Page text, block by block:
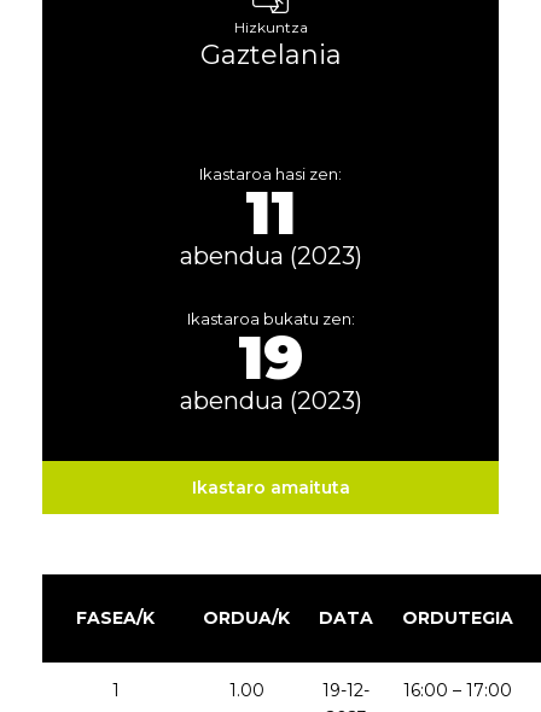
Hizkuntza
Gaztelania
Ikastaroa hasi zen:
11
abendua (2023)
Ikastaroa bukatu zen:
19
abendua (2023)
Ikastaro amaituta
FASEA/K ORDUA/K DATA ORDUTEGIA
1 1.00
19-12-
16:00 – 17:00